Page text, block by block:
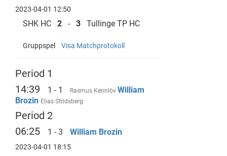
2023-04-01 12:50
SHK HC 2 - 3 Tullinge TP HC
Gruppspel Visa Matchprotokoll
Period 1
14:39
1 - 1 Rasmus Kennlöv William
Brozin Elias Stridsberg
Period 2
06:25
1 - 3 William Brozin
2023-04-01 18:15